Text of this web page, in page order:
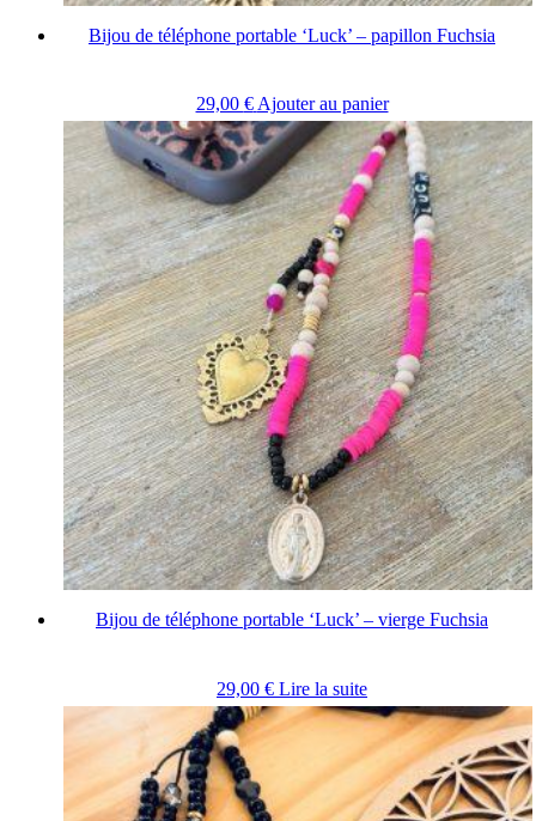
Bijou de téléphone portable ‘Luck’ – papillon Fuchsia
29,00 € Ajouter au panier
Bijou de téléphone portable ‘Luck’ – vierge Fuchsia
29,00 € Lire la suite